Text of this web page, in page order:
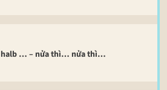
… – nửa thì… nửa thì…